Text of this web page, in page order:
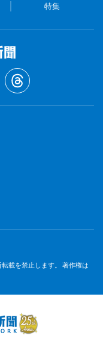
特集
載を禁止します。 著作権は